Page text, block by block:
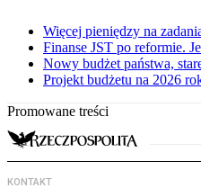
Więcej pieniędzy na
Finanse JST po reformie.
Nowy budżet państwa,
Projekt budżetu na 2026
Promowane treści
KONTAKT